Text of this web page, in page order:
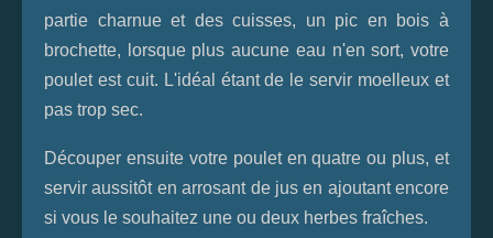
partie charnue et des cuisses, un pic en bois à
brochette, lorsque plus aucune eau n'en sort, votre
poulet est cuit. L'idéal étant de le servir moelleux et
pas trop sec.
Découper ensuite votre poulet en quatre ou plus, et
servir aussitôt en arrosant de jus en ajoutant encore
si vous le souhaitez une ou deux herbes fraîches.